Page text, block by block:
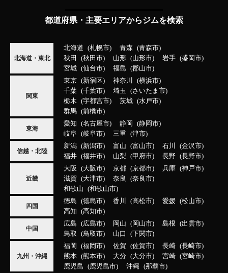
都道府県・主要エリアからジムを検索
北海道・東北
北海道 札幌市 青森
青森市
秋田
秋田市 山形 山形市 岩手
盛岡市
宮城
仙台市 福島 郡山市
関東
東京 新宿区 神奈川
横浜市
千葉
千葉市 埼玉
さいたま市
栃木
宇都宮市 茨城
水戸市
群馬
前橋市
東海
愛知 名古屋市 静岡
静岡市
岐阜
岐阜市 三重 津市
信越・北陸
新潟 新潟市 富山 富山市 石川
金沢市
福井
福井市 山梨 甲府市 長野 長野市
近畿
大阪 大阪市 京都 京都市 兵庫
神戸市
滋賀
大津市 奈良
奈良市
和歌山
和歌山市
四国
徳島 徳島市 香川 高松市 愛媛
松山市
高知
高知市
中国
広島 広島市 岡山 岡山市 島根
出雲市
鳥取
鳥取市 山口 下関市
九州・沖縄
福岡 福岡市 佐賀 佐賀市 長崎
長崎市
熊本
熊本市 大分 大分市 宮崎
宮崎市
鹿児島
鹿児島市 沖縄 那覇市